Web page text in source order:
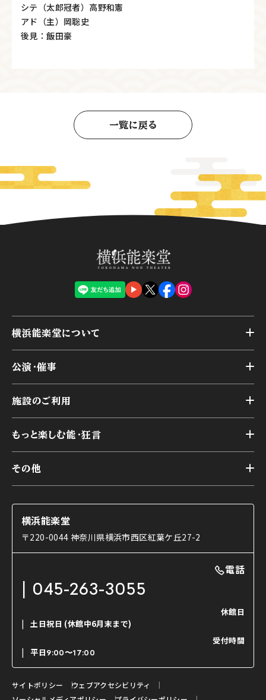
シテ（太郎冠者）高野和憲
アド（主）岡聡史
後見：飯田豪
一覧に戻る
横浜能楽堂について
横浜能楽堂が取り組んだ事業
能舞台の歴史と特徴
様々なお客様に向けて
本舞台座席
交通アクセス
公演・催事
アーカイブ
施設のご利用
第二舞台
研修室
楽屋
ご利用の流れ
利用料金表
もっと楽しむ能・狂言
能舞台と演じ手
使用する道具
能・狂言の曲目説明
日本の古典芸能
その他
コラム
OTABISHO
チケット購入方法
ご寄附について
よくいただくご質問
お問い合わせ
横浜能楽堂
〒220-0044 神奈川県横浜市西区紅葉ケ丘27-2
電話
045-263-3055
休館日
土日祝日 (休館中6月末まで)
受付時間
平日9:00〜17:00
サイトポリシー
ウェブアクセシビリティ